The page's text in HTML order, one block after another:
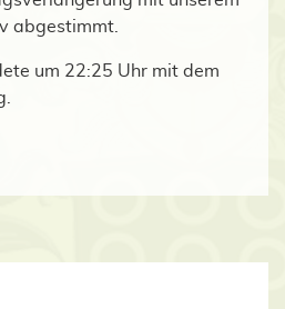
abgestimmt.
um 22:25 Uhr mit dem